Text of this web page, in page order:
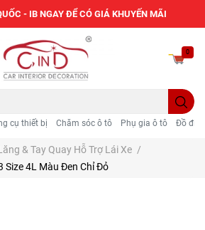
cụ thiết bị Chăm sóc ô tô Phụ gia ô tô Đồ
0
& Tay Quay Hỗ Trợ Lái Xe /
Size 4L Màu Đen Chỉ Đỏ
- IB NGAY ĐỂ CÓ GIÁ KHUYẾN MÃI